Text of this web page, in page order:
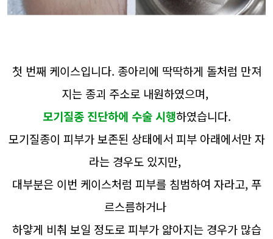
첫 번째 케이스입니다. 종아리에 딱딱하게 돌처럼 만져
지는 종괴 주소로 내원하였으며,
모기질종 진단하에 수술 시행하였습니다.
모기질종이 피부가 보존된 상태에서 피부 아래에서만 자
라는 경우도 있지만,
대부분은 이번 케이스처럼 피부를 침범하여 자라고, 푸
르스름하거나
하얗게 비춰 보일 정도로 피부가 얇아지는 경우가 많습